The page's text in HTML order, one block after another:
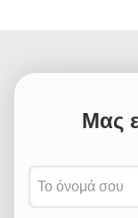
Μας